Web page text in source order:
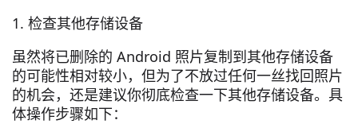
1. 检查其他存储设备
虽然将已删除的 Android 照片复制到其他存储设备
的可能性相对较小，但为了不放过任何一丝找回照片
的机会，还是建议你彻底检查一下其他存储设备。具
体操作步骤如下：